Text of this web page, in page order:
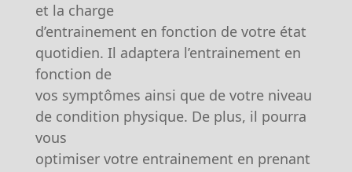
et la charge
d’entrainement en fonction de votre état
quotidien. Il adaptera l’entrainement en
fonction de
vos symptômes ainsi que de votre niveau
de condition physique. De plus, il pourra
vous
optimiser votre entrainement en prenant